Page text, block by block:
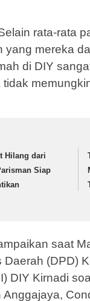
rata-rata
yang mereka
di DIY
Hilang dari
Siap
saat
(DPD)
DIY Kirnadi